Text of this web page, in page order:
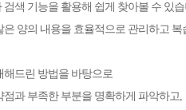
검색 기능을 활용해 쉽게 찾아볼 수 있
은 양의 내용을 효율적으로 관리하고
해드린 방법을 바탕으로
점과 부족한 부분을 명확하게 파악하고,